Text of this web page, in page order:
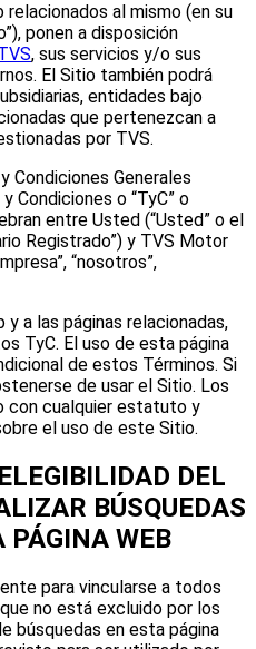
al mismo (en su
ponen a disposición
, sus servicios y/o sus
El Sitio también podrá
entidades bajo
que pertenezcan a
por TVS.
Condiciones Generales
Condiciones o “TyC” o
entre Usted (“Usted” o el
Registrado”) y TVS Motor
“nosotros”,
a las páginas relacionadas,
TyC. El uso de esta página
de estos Términos. Si
de usar el Sitio. Los
con cualquier estatuto y
el uso de este Sitio.
DEL
BÚSQUEDAS
PÁGINA WEB
para vincularse a todos
no está excluido por los
búsquedas en esta página